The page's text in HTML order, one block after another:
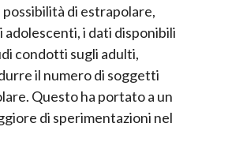
di estrapolare,
i dati disponibili
condotti sugli adulti,
il numero di soggetti
Questo ha portato a un
di sperimentazioni nel